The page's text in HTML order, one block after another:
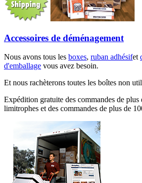
Accessoires de déménagement
Nous avons tous les boxes, ruban adhésifet
d'emballage vous avez besoin.
Et nous rachèterons toutes les boîtes non
Expédition gratuite des commandes de plus
limitrophes et des commandes de plus de